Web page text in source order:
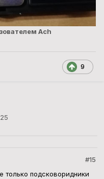
Ach
9
#15
подсковоридники